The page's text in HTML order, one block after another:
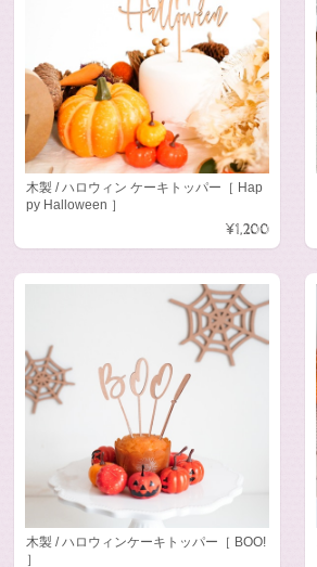
木製 / ハロウィン ケーキトッパー［ Hap
py Halloween ］
¥1,200
木製 / ハロウィンケーキトッパー［ BOO!
］